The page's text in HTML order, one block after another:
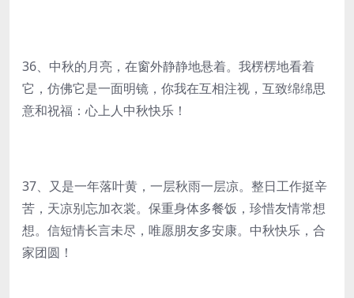
36、中秋的月亮，在窗外静静地悬着。我楞楞地看着
它，仿佛它是一面明镜，你我在互相注视，互致绵绵思
意和祝福：心上人中秋快乐！
37、又是一年落叶黄，一层秋雨一层凉。整日工作挺辛
苦，天凉别忘加衣裳。保重身体多餐饭，珍惜友情常想
想。信短情长言未尽，唯愿朋友多安康。中秋快乐，合
家团圆！